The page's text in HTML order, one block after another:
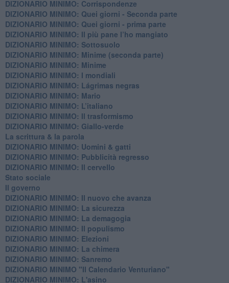
DIZIONARIO MINIMO: Corrispondenze
DIZIONARIO MINIMO: Quei giorni - Seconda parte
DIZIONARIO MINIMO: Quei giorni - prima parte
DIZIONARIO MINIMO: Il più pane l’ho mangiato
DIZIONARIO MINIMO: Sottosuolo
DIZIONARIO MINIMO: Minime (seconda parte)
DIZIONARIO MINIMO: Minime
DIZIONARIO MINIMO: ​I mondiali
DIZIONARIO MINIMO: ​Lágrimas negras
DIZIONARIO MINIMO: Mario
DIZIONARIO MINIMO: L’italiano
DIZIONARIO MINIMO: Il trasformismo
DIZIONARIO MINIMO: Giallo-verde
La scrittura & la parola
​DIZIONARIO MINIMO: Uomini & gatti
DIZIONARIO MINIMO: ​Pubblicità regresso
DIZIONARIO MINIMO: Il cervello
Stato sociale
Il governo
DIZIONARIO MINIMO: Il nuovo che avanza
DIZIONARIO MINIMO: La sicurezza
DIZIONARIO MINIMO: La demagogia
DIZIONARIO MINIMO: Il populismo
DIZIONARIO MINIMO: Elezioni
DIZIONARIO MINIMO: La chimera
DIZIONARIO MINIMO: Sanremo
DIZIONARIO MINIMO "Il Calendario Venturiano"
DIZIONARIO MINIMO: L'asino